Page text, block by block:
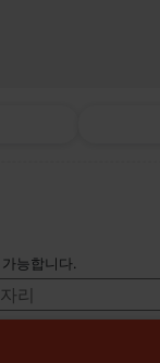
능합니다.